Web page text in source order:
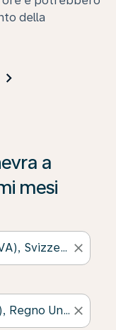
della
a
mesi
close
close